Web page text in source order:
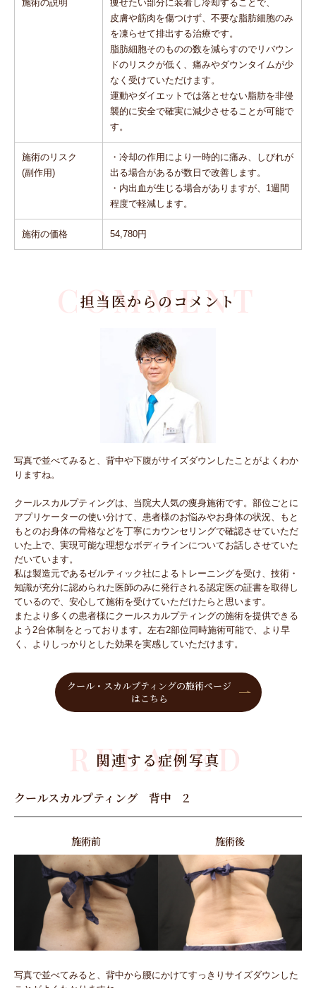
施術の説明
痩せたい部分に装着し冷却することで、
皮膚や筋肉を傷つけず、不要な脂肪細胞のみ
を凍らせて排出する治療です。
脂肪細胞そのものの数を減らすのでリバウン
ドのリスクが低く、痛みやダウンタイムが少
なく受けていただけます。
運動やダイエットでは落とせない脂肪を非侵
襲的に安全で確実に減少させることが可能で
す。
施術のリスク
(副作用)
・冷却の作用により一時的に痛み、しびれが
出る場合があるが数日で改善します。
・内出血が生じる場合がありますが、1週間
程度で軽減します。
施術の価格 54,780円
担当医からのコメント
COMMENT
写真で並べてみると、背中や下腹がサイズダウンしたことがよくわか
りますね。
クールスカルプティングは、当院大人気の痩身施術です。部位ごとに
アプリケーターの使い分けて、患者様のお悩みやお身体の状況、もと
もとのお身体の骨格などを丁寧にカウンセリングで確認させていただ
いた上で、実現可能な理想なボディラインについてお話しさせていた
だいています。
私は製造元であるゼルティック社によるトレーニングを受け、技術・
知識が充分に認められた医師のみに発行される認定医の証書を取得し
ているので、安心して施術を受けていただけたらと思います。
またより多くの患者様にクールスカルプティングの施術を提供できる
よう2台体制をとっております。左右2部位同時施術可能で、より早
く、よりしっかりとした効果を実感していただけます。
クール・スカルプティングの施術ページ
はこちら
関連する症例写真
RELATED
クールスカルプティング 背中 2
施術前 施術後
写真で並べてみると、背中から腰にかけてすっきりサイズダウンした